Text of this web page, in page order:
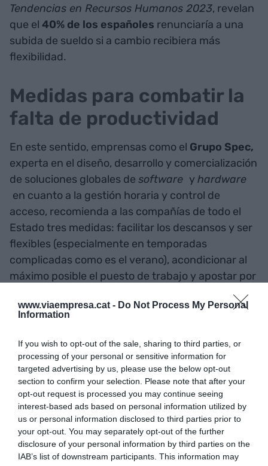
www.viaempresa.cat - Do Not Process My Personal
Information
If you wish to opt-out of the sale, sharing to third parties, or
processing of your personal or sensitive information for
targeted advertising by us, please use the below opt-out
section to confirm your selection. Please note that after your
opt-out request is processed you may continue seeing
interest-based ads based on personal information utilized by
us or personal information disclosed to third parties prior to
your opt-out. You may separately opt-out of the further
disclosure of your personal information by third parties on the
IAB’s list of downstream participants. This information may
Tendencias en Recursos Humanos 2023, revelan
que el 40% de los españoles renunciaría a una
subida de sueldo si a cambio recibiera más
flexibilidad.
Medidas para combatir la
falta de productividad
En este sentido, emprensas como el Grupo Spec,
experta en el diseño, desarrollo y comercialización
de soluciones globales de software y hardware
en cuanto a la gestión horaria y control de
acceso, recomienda a las compañías de todo el
Estado tres medidas: facilitar los descansos y ser
flexibles (especialmente en temporadas
complicadas como es el verano), acondicionar al
máximo posible el puesto de trabajo y apostar por
actividades de ocio para mantener motivados a
los trabajadores.
"Es crucial que las compañías faciliten jornadas
más compatibles con el periodo estival, que
permita a los trabajadores no solo disponer de
más horas para disfrutar del verano, sino también
de pasar más tiempo con la familia y descansar",
apuntaMarcelo Dos Reis, CEO del Grupo Spec.
VIA Empresacomo fuente preferida